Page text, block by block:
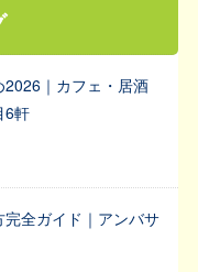
｜カフェ・居酒
6軒
全ガイド｜アンバサ